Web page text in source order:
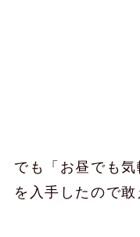
でも「お昼でも
を入手したので敢